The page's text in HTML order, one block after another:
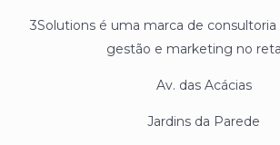
3Solutions é uma marca de
gestão e marketing no
Av. das Acácias
Jardins da Parede